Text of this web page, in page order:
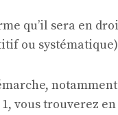
qu’il sera en
ou
vous trouverez